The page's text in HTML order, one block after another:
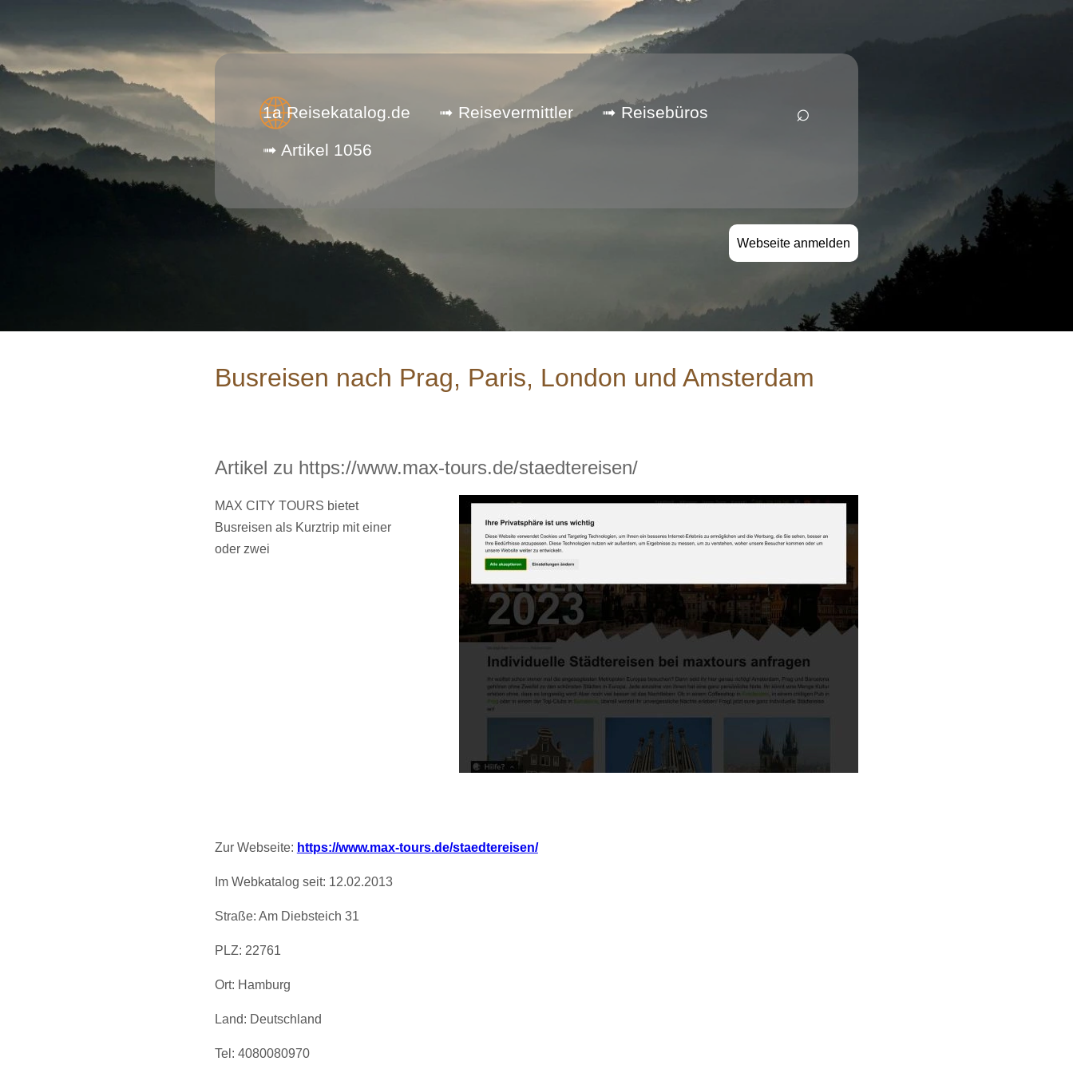
⌕
1a Reisekatalog.de ➟ Reisevermittler ➟ Reisebüros
➟ Artikel 1056
Webseite anmelden
Busreisen nach Prag, Paris, London und Amsterdam
Artikel zu https://www.max-tours.de/staedtereisen/
MAX CITY TOURS bietet
Busreisen als Kurztrip mit einer
oder zwei
Zur Webseite: https://www.max-tours.de/staedtereisen/
Im Webkatalog seit: 12.02.2013
Straße: Am Diebsteich 31
PLZ: 22761
Ort: Hamburg
Land: Deutschland
Tel: 4080080970